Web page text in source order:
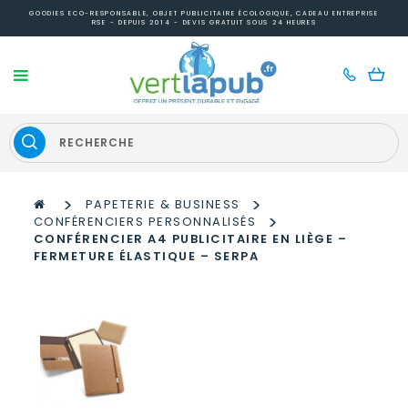
GOODIES ECO-RESPONSABLE, OBJET PUBLICITAIRE ÉCOLOGIQUE, CADEAU ENTREPRISE
RSE - DEPUIS 2014 - DEVIS GRATUIT SOUS 24 HEURES
> PAPETERIE & BUSINESS >
CONFÉRENCIERS PERSONNALISÉS >
CONFÉRENCIER A4 PUBLICITAIRE EN LIÈGE –
FERMETURE ÉLASTIQUE – SERPA